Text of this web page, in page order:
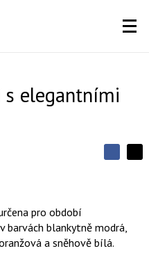
elegantními
S
e
t
S
t
e
n
pro období
blankytně modrá,
a sněhově bílá.